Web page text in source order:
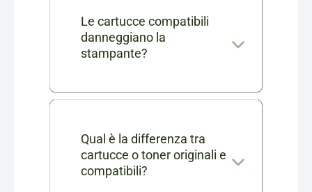
completo dei modelli di
stampanti compatibili. Se ti
contattarci in chat o via mail a
indicando il modello della tua
stampante.
Le cartucce compatibili
danneggiano la
stampante?
No, le nostre cartucce
certificate per garantire le
stesse prestazioni delle
Qual è la differenza tra
cartucce o toner originali e
compatibili?